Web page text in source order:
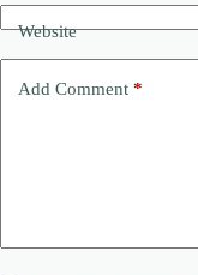
Website
Add Comment *